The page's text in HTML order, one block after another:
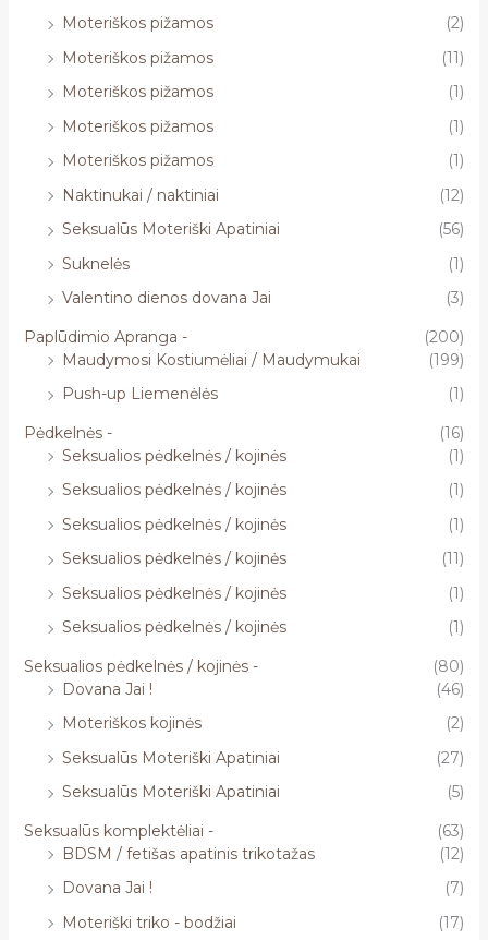
Moteriškos pižamos
(2)
Moteriškos pižamos
(11)
Moteriškos pižamos
(1)
Moteriškos pižamos
(1)
Moteriškos pižamos
(1)
Naktinukai / naktiniai
(12)
Seksualūs Moteriški Apatiniai
(56)
Suknelės
(1)
Valentino dienos dovana Jai
(3)
Paplūdimio Apranga -
(200)
Maudymosi Kostiumėliai / Maudymukai
(199)
Push-up Liemenėlės
(1)
Pėdkelnės -
(16)
Seksualios pėdkelnės / kojinės
(1)
Seksualios pėdkelnės / kojinės
(1)
Seksualios pėdkelnės / kojinės
(1)
Seksualios pėdkelnės / kojinės
(11)
Seksualios pėdkelnės / kojinės
(1)
Seksualios pėdkelnės / kojinės
(1)
Seksualios pėdkelnės / kojinės -
(80)
Dovana Jai !
(46)
Moteriškos kojinės
(2)
Seksualūs Moteriški Apatiniai
(27)
Seksualūs Moteriški Apatiniai
(5)
Seksualūs komplektėliai -
(63)
BDSM / fetišas apatinis trikotažas
(12)
Dovana Jai !
(7)
Moteriški triko - bodžiai
(17)